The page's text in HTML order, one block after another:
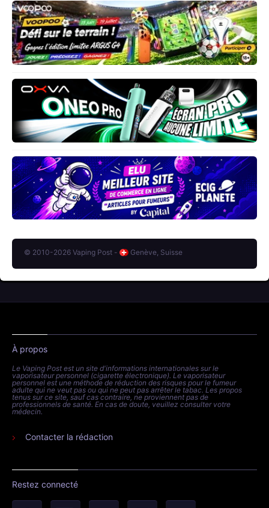
© 2010-2026 Vaping Post - Genève, Suisse
À propos
Le Vaping Post est un site d'informations internationales sur le
vaporisateur personnel (cigarette électronique). Le vaporisateur
personnel est une méthode de réduction des risques pour le fumeur
adulte qui ne veut pas ou qui ne peut pas arrêter le tabac. Les propos
tenus sur ce site, sauf cas contraire, ne proviennent pas de
professionnels de santé. En cas de doute, veuillez consulter votre
médecin.
Contacter la rédaction
Restez connecté